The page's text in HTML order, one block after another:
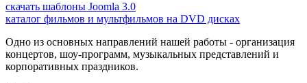
скачать шаблоны Joomla 3.0
каталог фильмов и мультфильмов на DVD дисках
Одно из основных направлений нашей работы - организация
концертов, шоу-программ, музыкальных представлений и
корпоративных праздников.